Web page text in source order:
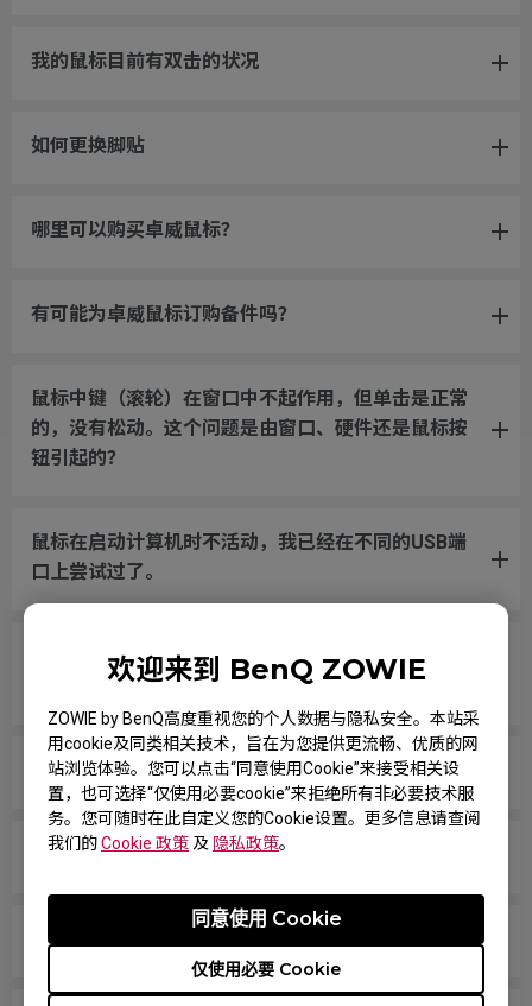
欢迎来到 BenQ ZOWIE
ZOWIE by BenQ高度重视您的个人数据与隐私安全。本站采
用cookie及同类相关技术，旨在为您提供更流畅、优质的网
站浏览体验。您可以点击“同意使用Cookie”来接受相关设
置，也可选择“仅使用必要cookie”来拒绝所有非必要技术服
务。您可随时在此自定义您的Cookie设置。更多信息请查阅
我们的Cookie 政策 及 隐私政策。
仅使用必要 Cookie
同意使用 Cookie
我的鼠标目前有双击的状况
如何更换脚贴
哪里可以购买卓威鼠标？
有可能为卓威鼠标订购备件吗？
鼠标中键（滚轮）在窗口中不起作用，但单击是正常
的，没有松动。这个问题是由窗口、硬件还是鼠标按
钮引起的？
鼠标在启动计算机时不活动，我已经在不同的USB端
口上尝试过了。
我将鼠标滚轮绑定到CS:GO中的跳跃，即使不接触滚
轮，横向跨越鼠标垫移动放下时，它也会随机跳跃。
鼠标按钮一直被卡住，就好像一直被按住一样。
滚轮松动，快速移动鼠标时会发出声音。
电脑无法识别我的鼠标。信息显示“未知USB设备”。